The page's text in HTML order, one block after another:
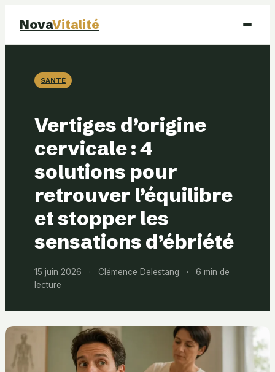
NovaVitalité
Santé
Bien-être
SANTÉ
Vertiges d’origine
cervicale : 4
solutions pour
retrouver l’équilibre
et stopper les
sensations d’ébriété
15 juin 2026 · Clémence Delestang ·
6 min de
lecture